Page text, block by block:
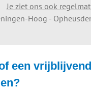
Je ziet ons ook
Hoog -
een